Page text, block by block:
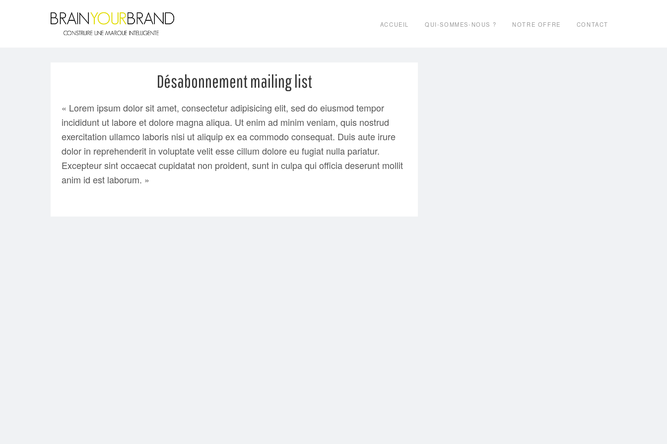
ACCUEIL QUI-SOMMES-NOUS ? NOTRE OFFRE CONTACT
Désabonnement mailing list
« Lorem ipsum dolor sit amet, consectetur adipisicing elit, sed do eiusmod tempor
incididunt ut labore et dolore magna aliqua. Ut enim ad minim veniam, quis nostrud
exercitation ullamco laboris nisi ut aliquip ex ea commodo consequat. Duis aute irure
dolor in reprehenderit in voluptate velit esse cillum dolore eu fugiat nulla pariatur.
Excepteur sint occaecat cupidatat non proident, sunt in culpa qui officia deserunt mollit
anim id est laborum. »